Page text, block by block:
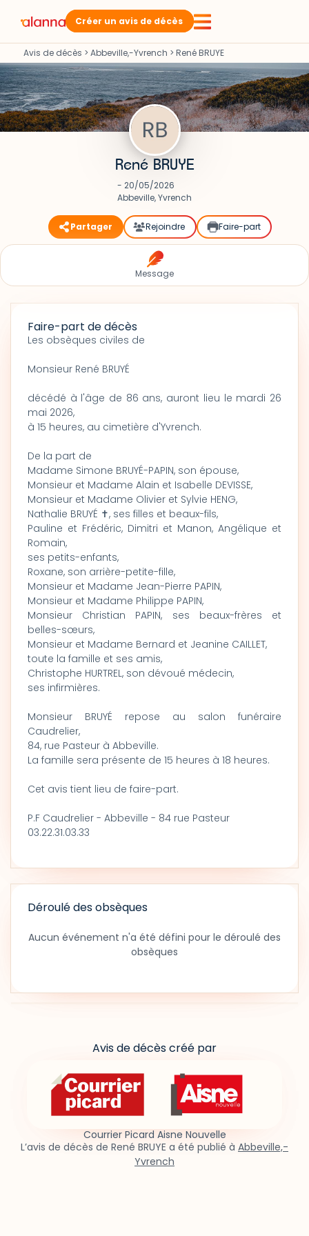
Créer un avis de décès
Avis de décès > Abbeville,-Yvrench > René BRUYE
René BRUYE
- 20/05/2026
Abbeville, Yvrench
Partager Rejoindre Faire-part
Message
Faire-part de décès
Les obsèques civiles de
Monsieur René BRUYÉ
décédé à l'âge de 86 ans, auront lieu le mardi 26
mai 2026,
à 15 heures, au cimetière d'Yvrench.
De la part de
Madame Simone BRUYÉ-PAPIN, son épouse,
Monsieur et Madame Alain et Isabelle DEVISSE,
Monsieur et Madame Olivier et Sylvie HENG,
Nathalie BRUYÉ ✝, ses filles et beaux-fils,
Pauline et Frédéric, Dimitri et Manon, Angélique et
Romain,
ses petits-enfants,
Roxane, son arrière-petite-fille,
Monsieur et Madame Jean-Pierre PAPIN,
Monsieur et Madame Philippe PAPIN,
Monsieur Christian PAPIN, ses beaux-frères et
belles-sœurs,
Monsieur et Madame Bernard et Jeanine CAILLET,
toute la famille et ses amis,
Christophe HURTREL, son dévoué médecin,
ses infirmières.
Monsieur BRUYÉ repose au salon funéraire
Caudrelier,
84, rue Pasteur à Abbeville.
La famille sera présente de 15 heures à 18 heures.
Cet avis tient lieu de faire-part.
P.F Caudrelier - Abbeville - 84 rue Pasteur
03.22.31.03.33
Déroulé des obsèques
Aucun événement n'a été défini pour le déroulé des
obsèques
Avis de décès créé par
Courrier Picard Aisne Nouvelle
L’avis de décès de René BRUYE a été publié à Abbeville,-
Yvrench